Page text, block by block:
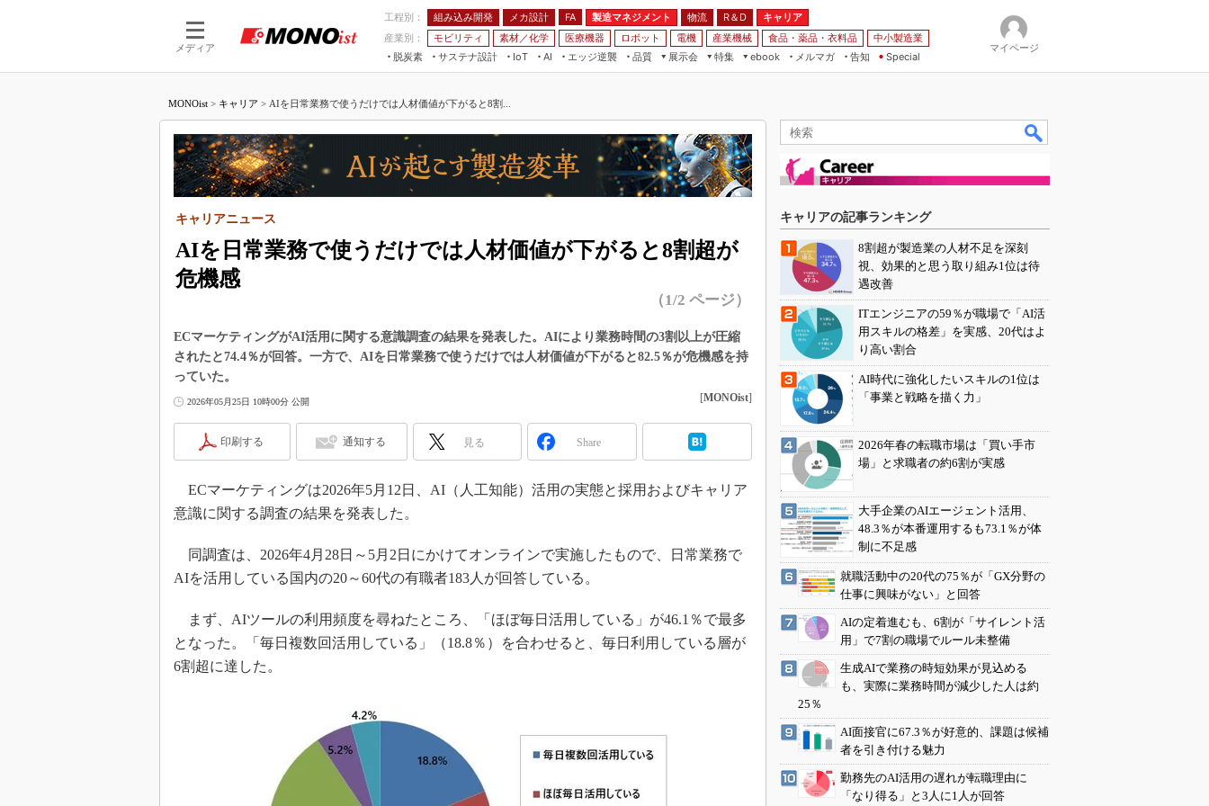
メディア
工程別： 組み込み開発 メカ設計 FA 製造マネジメント 物流 R＆D
キャリア
産業別：
モビリティ 素材／化学 医療機器 ロボット 電機 産業機械 食品・薬品・衣料品
中小製造業
脱炭素
サステナ設計
IoT
つながる工場
つながるサービス
AI
AI×設備保全
Physical AI
エッジ逆襲 品質
展示会
JIMTOF
組込み/エッジ コンピューティング
展＆IoT/5Gソリューション展
IIFES
国際ロボット展
TECHNO-FRONTIER
EdgeTech+
日本ものづくりワールド
産業オープンネット展
特集
5G
VR／AR
フィールドサービス
組み込み画像技術
ISO26262
デジタルツインとCAE
S＆OP
インダストリー4.0
製造業ビッグデータ
メイドインジャパン
ebook
製造マネジメント
FA
モビリティ
メルマガ
告知 Special
マイページ
MONOist > キャリア > AIを日常業務で使うだけでは人材価値が下がると8割...
AIを日常業務で使うだけでは人材価値が下がると8割超が
危機感
キャリアニュース
（1/2 ページ）
ECマーケティングがAI活用に関する意識調査の結果を発表した。AIにより業務時間の3割以上が圧縮
されたと74.4％が回答。一方で、AIを日常業務で使うだけでは人材価値が下がると82.5％が危機感を持
っていた。
2026年05月25日 10時00分 公開 [MONOist]
印刷する 通知する 見る Share
ECマーケティングは2026年5月12日、AI（人工知能）活用の実態と採用およびキャリア
意識に関する調査の結果を発表した。
同調査は、2026年4月28日～5月2日にかけてオンラインで実施したもので、日常業務で
AIを活用している国内の20～60代の有職者183人が回答している。
まず、AIツールの利用頻度を尋ねたところ、「ほぼ毎日活用している」が46.1％で最多
となった。「毎日複数回活用している」（18.8％）を合わせると、毎日利用している層が
6割超に達した。
キャリアの記事ランキング
8割超が製造業の人材不足を深刻
視、効果的と思う取り組み1位は待
遇改善
ITエンジニアの59％が職場で「AI活
用スキルの格差」を実感、20代はよ
り高い割合
AI時代に強化したいスキルの1位は
「事業と戦略を描く力」
2026年春の転職市場は「買い手市
場」と求職者の約6割が実感
大手企業のAIエージェント活用、
48.3％が本番運用するも73.1％が体
制に不足感
就職活動中の20代の75％が「GX分野の
仕事に興味がない」と回答
AIの定着進むも、6割が「サイレント活
用」で7割の職場でルール未整備
生成AIで業務の時短効果が見込める
も、実際に業務時間が減少した人は約
25％
AI面接官に67.3％が好意的、課題は候補
者を引き付ける魅力
勤務先のAI活用の遅れが転職理由に
「なり得る」と3人に1人が回答